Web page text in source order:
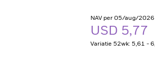
NAV per 05/aug/2026
USD 5,77
Variatie 52wk: 5,61 -